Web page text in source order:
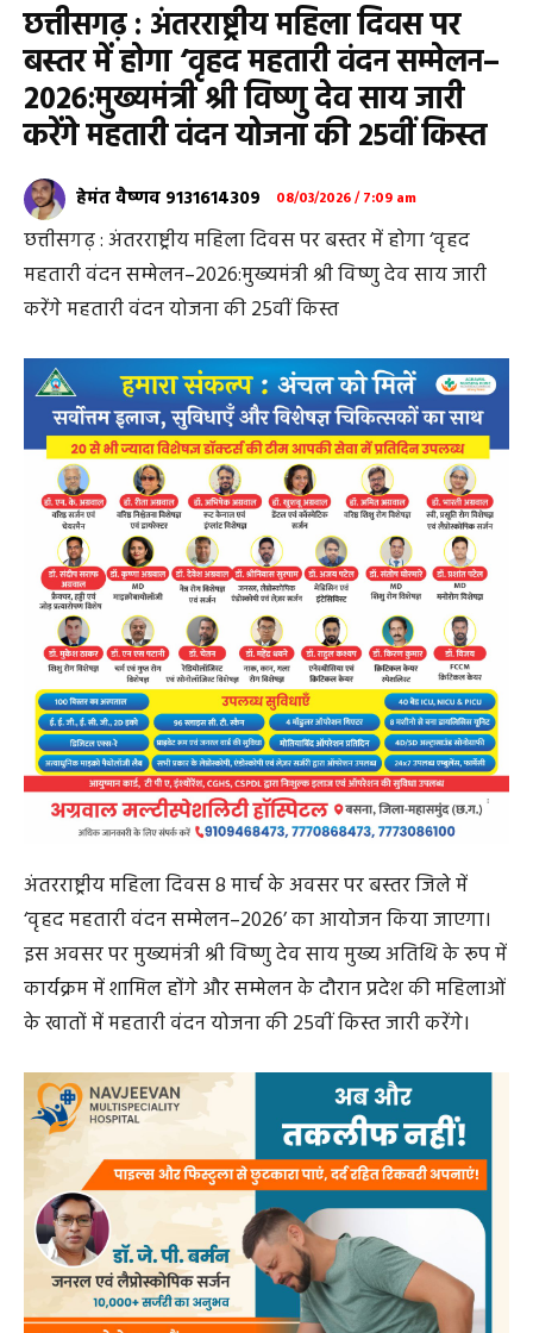
छत्तीसगढ़ : अंतरराष्ट्रीय महिला दिवस पर
बस्तर में होगा ‘वृहद महतारी वंदन सम्मेलन–
2026:मुख्यमंत्री श्री विष्णु देव साय जारी
करेंगे महतारी वंदन योजना की 25वीं किस्त
हेमंत वैष्णव 9131614309 08/03/2026 / 7:09 am
छत्तीसगढ़ : अंतरराष्ट्रीय महिला दिवस पर बस्तर में होगा ‘वृहद
महतारी वंदन सम्मेलन–2026:मुख्यमंत्री श्री विष्णु देव साय जारी
करेंगे महतारी वंदन योजना की 25वीं किस्त
अंतरराष्ट्रीय महिला दिवस 8 मार्च के अवसर पर बस्तर जिले में
‘वृहद महतारी वंदन सम्मेलन–2026’ का आयोजन किया जाएगा।
इस अवसर पर मुख्यमंत्री श्री विष्णु देव साय मुख्य अतिथि के रूप में
कार्यक्रम में शामिल होंगे और सम्मेलन के दौरान प्रदेश की महिलाओं
के खातों में महतारी वंदन योजना की 25वीं किस्त जारी करेंगे।